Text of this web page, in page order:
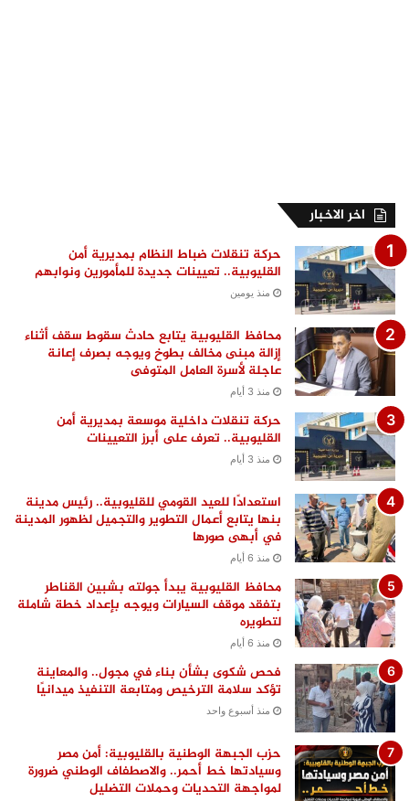
اخر الاخبار
حركة تنقلات ضباط النظام بمديرية أمن
القليوبية.. تعيينات جديدة للمأمورين ونوابهم
منذ يومين
محافظ القليوبية يتابع حادث سقوط سقف أثناء
إزالة مبنى مخالف بطوخ ويوجه بصرف إعانة
عاجلة لأسرة العامل المتوفى
منذ 3 أيام
حركة تنقلات داخلية موسعة بمديرية أمن
القليوبية.. تعرف على أبرز التعيينات
منذ 3 أيام
استعدادًا للعيد القومي للقليوبية.. رئيس مدينة
بنها يتابع أعمال التطوير والتجميل لظهور المدينة
في أبهى صورها
منذ 6 أيام
محافظ القليوبية يبدأ جولته بشبين القناطر
بتفقد موقف السيارات ويوجه بإعداد خطة شاملة
لتطويره
منذ 6 أيام
فحص شكوى بشأن بناء في مجول.. والمعاينة
تؤكد سلامة الترخيص ومتابعة التنفيذ ميدانيًا
منذ أسبوع واحد
حزب الجبهة الوطنية بالقليوبية: أمن مصر
وسيادتها خط أحمر.. والاصطفاف الوطني ضرورة
لمواجهة التحديات وحملات التضليل